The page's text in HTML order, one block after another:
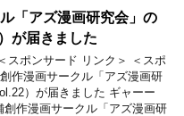
「アズ漫画研究会」の
が届きました
スポンサード リンク＞ ＜スポ
作漫画サークル「アズ漫画研
）が届きました ギャーー
創作漫画サークル「アズ漫画研